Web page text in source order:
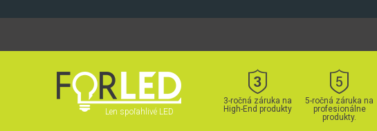
to
Len spoľahlivé LED
3-ročná záruka na
High-End produkty
5-ročná záruka na
profesionálne
produkty.